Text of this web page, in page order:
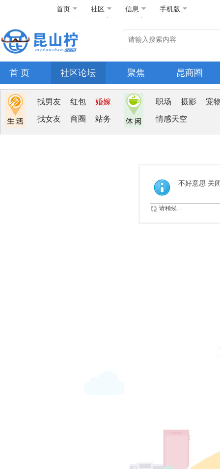
首页 社区 信息 手机版
首 页 社区论坛 聚焦 昆商圈
找男友 红包 婚嫁
找女友 商圈 站务
职场 摄影 宠
情感天空
不好意思 关
请稍候...